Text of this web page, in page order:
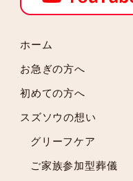
2024年7月
2024年5月
2024年4月
2024年2月
2024年1月
2023年12月
2023年10月
ホーム
お急ぎの方へ
初めての方へ
スズソウの想い
グリーフケア
ご家族参加型葬儀